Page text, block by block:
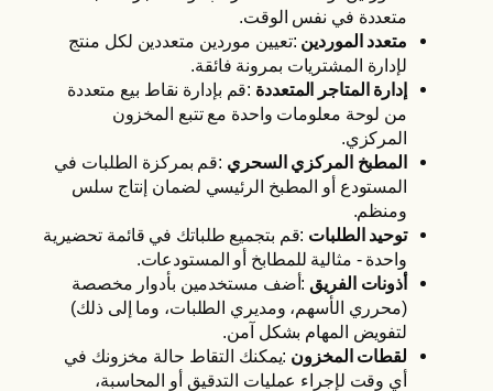
متعددة في نفس الوقت.
متعدد الموردين :تعيين موردين متعددين لكل منتج
لإدارة المشتريات بمرونة فائقة.
إدارة المتاجر المتعددة :قم بإدارة نقاط بيع متعددة
من لوحة معلومات واحدة مع تتبع المخزون
المركزي.
المطبخ المركزي السحري :قم بمركزة الطلبات في
المستودع أو المطبخ الرئيسي لضمان إنتاج سلس
ومنظم.
توحيد الطلبات :قم بتجميع طلباتك في قائمة تحضيرية
واحدة - مثالية للمطابخ أو المستودعات.
أذونات الفريق :أضف مستخدمين بأدوار مخصصة
(محرري الأسهم، ومديري الطلبات، وما إلى ذلك)
لتفويض المهام بشكل آمن.
لقطات المخزون :يمكنك التقاط حالة مخزونك في
أي وقت لإجراء عمليات التدقيق أو المحاسبة،